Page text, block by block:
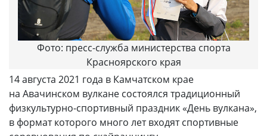
Фото: пресс-служба министерства спорта
Красноярского края
14 августа 2021 года в Камчатском крае
на Авачинском вулкане состоялся традиционный
физкультурно-спортивный праздник «День вулкана»,
в формат которого много лет входят спортивные